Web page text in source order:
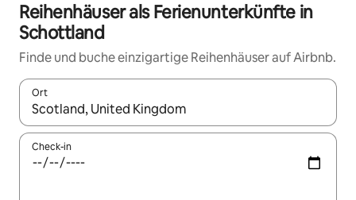
Reihenhäuser als Ferienunterkünfte in
Schottland
Finde und buche einzigartige Reihenhäuser auf Airbnb.
Ort
Wenn Ergebnisse verfügbar sind, navigiere mit den
Check-in